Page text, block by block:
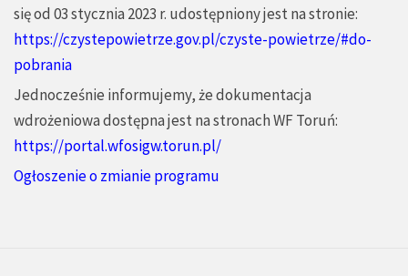
się od 03 stycznia 2023 r. udostępniony jest na stronie:
https://czystepowietrze.gov.pl/czyste-powietrze/#do-
pobrania
Jednocześnie informujemy, że dokumentacja
wdrożeniowa dostępna jest na stronach WF Toruń:
https://portal.wfosigw.torun.pl/
Ogłoszenie o zmianie programu